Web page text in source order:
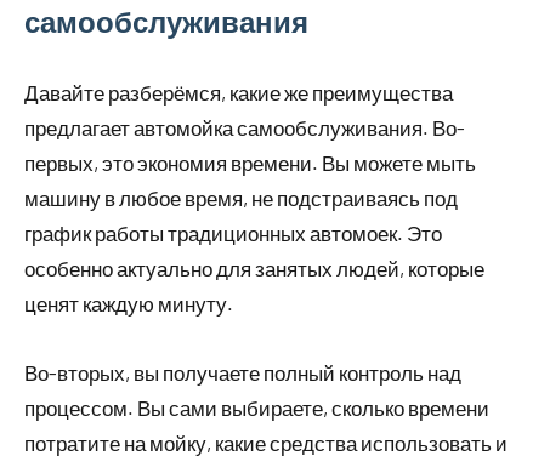
самообслуживания
Давайте разберёмся, какие же преимущества
предлагает автомойка самообслуживания. Во-
первых, это экономия времени. Вы можете мыть
машину в любое время, не подстраиваясь под
график работы традиционных автомоек. Это
особенно актуально для занятых людей, которые
ценят каждую минуту.
Во-вторых, вы получаете полный контроль над
процессом. Вы сами выбираете, сколько времени
потратите на мойку, какие средства использовать и